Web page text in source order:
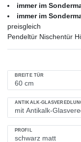
immer im
immer im
preisgleich
Pendeltür Nischentür
BREITE TÜR
ANTIKALK-
PROFIL